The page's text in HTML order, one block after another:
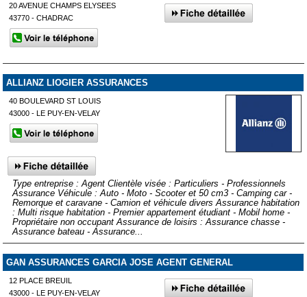
20 AVENUE CHAMPS ELYSEES
43770 - CHADRAC
ALLIANZ LIOGIER ASSURANCES
40 BOULEVARD ST LOUIS
43000 - LE PUY-EN-VELAY
Type entreprise : Agent Clientèle visée : Particuliers - Professionnels
Assurance Véhicule : Auto - Moto - Scooter et 50 cm3 - Camping car -
Remorque et caravane - Camion et véhicule divers Assurance habitation
: Multi risque habitation - Premier appartement étudiant - Mobil home -
Propriétaire non occupant Assurance de loisirs : Assurance chasse -
Assurance bateau - Assurance...
GAN ASSURANCES GARCIA JOSE AGENT GENERAL
12 PLACE BREUIL
43000 - LE PUY-EN-VELAY